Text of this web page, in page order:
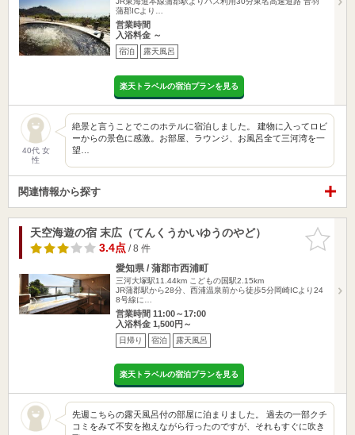
蒲郡ICより…
営業時間
入浴料金 ～
宿泊 露天風呂
楽天トラベルの宿泊プランを見る
40代 女
性
絶景と言うことでこのホテルに宿泊しました。 建物に入ってロビ
ーからの景色に感激。お部屋、ラウンジ、お風呂全て三河湾を一
望…
関連情報から探す
お気に入
りに追加
天空海遊の宿 末広（てんくうかいゆうのやど）
3.4点/ 8 件
愛知県 / 蒲郡市西浦町
三河大塚駅11.44km こどもの国駅2.15km
JR蒲郡駅から28分、西浦温泉前から徒歩5分岡崎ICより24
8号線に…
営業時間 11:00～17:00
入浴料金 1,500円～
日帰り 宿泊 露天風呂
楽天トラベルの宿泊プランを見る
先週こちらの露天風呂付の部屋に泊まりました。 過去の一部クチ
コミをみて不安を抱えながら行ったのですが、それもすぐに吹き